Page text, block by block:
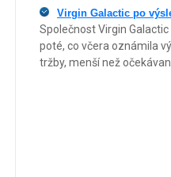
Virgin Galactic po
Společnost Virgin
poté, co včera oznámila
tržby, menší než